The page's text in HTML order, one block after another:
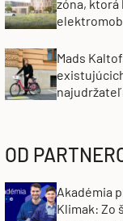
zóna, ktorá
Mads
OD
Akadémia
Klimak: Zo